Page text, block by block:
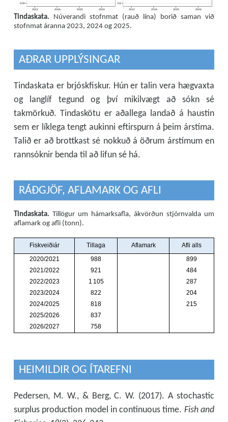
2012 2016 2020 2024 2012 2016 2020 2024
0.0
0.00
Tindaskata. Núverandi stofnmat (rauð lína) borið saman við
stofnmat áranna 2023, 2024 og 2025.
AÐRAR UPPLÝSINGAR
Tindaskata er brjóskfiskur. Hún er talin vera hægvaxta
og langlíf tegund og því mikilvægt að sókn sé
takmörkuð. Tindaskötu er aðallega landað á haustin
sem er líklega tengt aukinni eftirspurn á þeim árstíma.
Talið er að brottkast sé nokkuð á öðrum árstímum en
rannsóknir benda til að lifun sé há.
RÁÐGJÖF, AFLAMARK OG AFLI
Tindaskata. Tillögur um hámarksafla, ákvörðun stjórnvalda um
aflamark og afli (tonn).
HEIMILDIR OG ÍTAREFNI
Pedersen, M. W., & Berg, C. W. (2017). A stochastic
surplus production model in continuous time. Fish and